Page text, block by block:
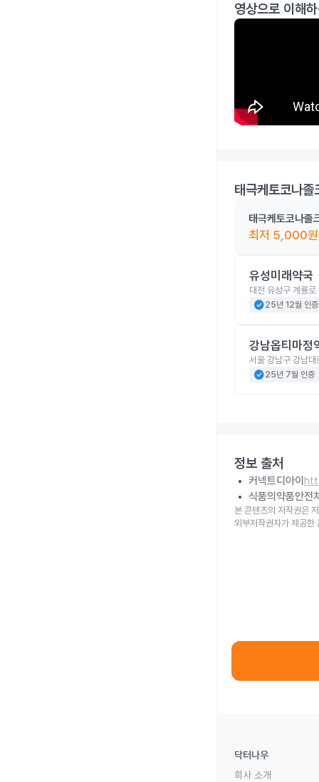
영상으로 이해
태극케토코나
태극케토코나
최저 5,000원
유성미래약국
대전 유성구 계룡
check_circle25년 12월 인증
강남옵티마정
서울 강남구 강남
check_circle25년 7월 인증
정보 출처
커넥트디아이
식품의약품안전
본 콘텐츠의 저작권은
외부저작권자가 제공한
닥터나우
회사 소개